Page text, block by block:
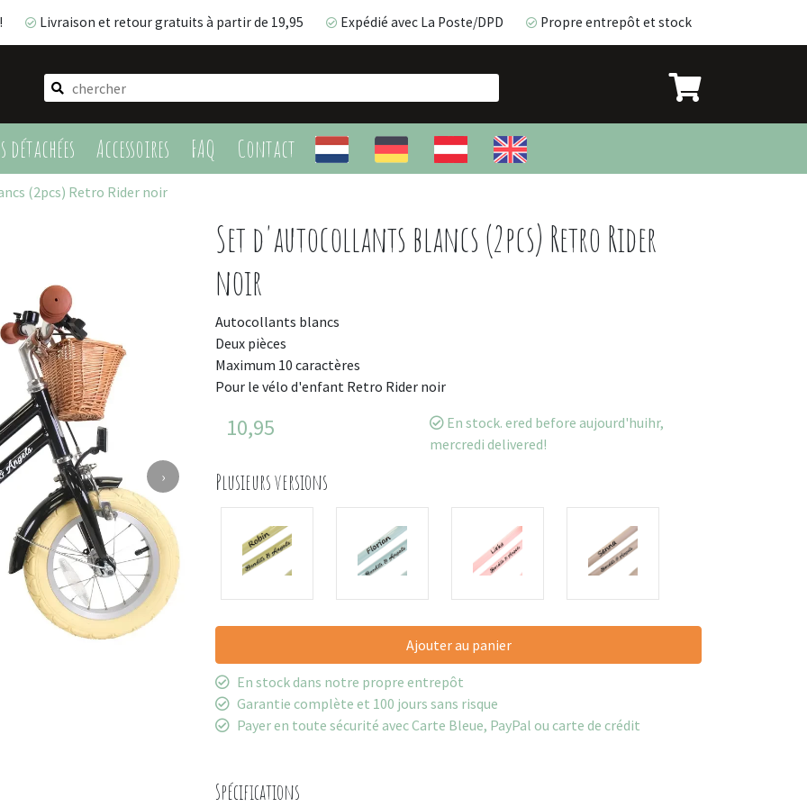
Livraison et retour gratuits à partir de 19,95 Expédié avec La Poste/DPD Propre entrepôt et stock
détachées Accessoires FAQ Contact
Livraison et retour gratuits à partir de 19,95 Expédié avec La Poste/DPD
(2pcs) Retro Rider noir
›
Set d'autocollants blancs (2pcs) Retro Rider
noir
Autocollants blancs
Deux pièces
Maximum 10 caractères
Pour le vélo d'enfant Retro Rider noir
10,95
En stock. ered before aujourd'huihr,
mercredi delivered!
Plusieurs versions
Ajouter au panier
En stock dans notre propre entrepôt
Garantie complète et 100 jours sans risque
Payer en toute sécurité avec Carte Bleue, PayPal ou carte de crédit
Spécifications